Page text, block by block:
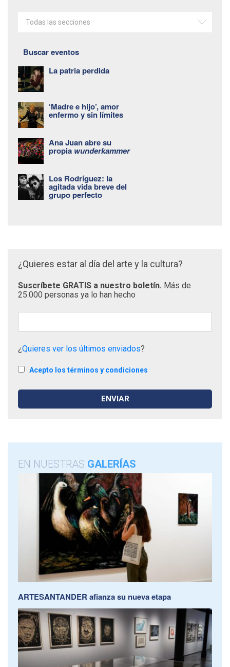
Todas las secciones
Buscar eventos
La patria perdida
‘Madre e hijo’, amor
enfermo y sin límites
Ana Juan abre su
propia wunderkammer
Los Rodríguez: la
agitada vida breve del
grupo perfecto
¿Quieres estar al día del arte y la cultura?
Suscríbete GRATIS a nuestro boletín. Más de
25.000 personas ya lo han hecho
¿Quieres ver los últimos enviados?
Acepto los términos y condiciones
EN NUESTRAS GALERÍAS
ARTESANTANDER afianza su nueva etapa